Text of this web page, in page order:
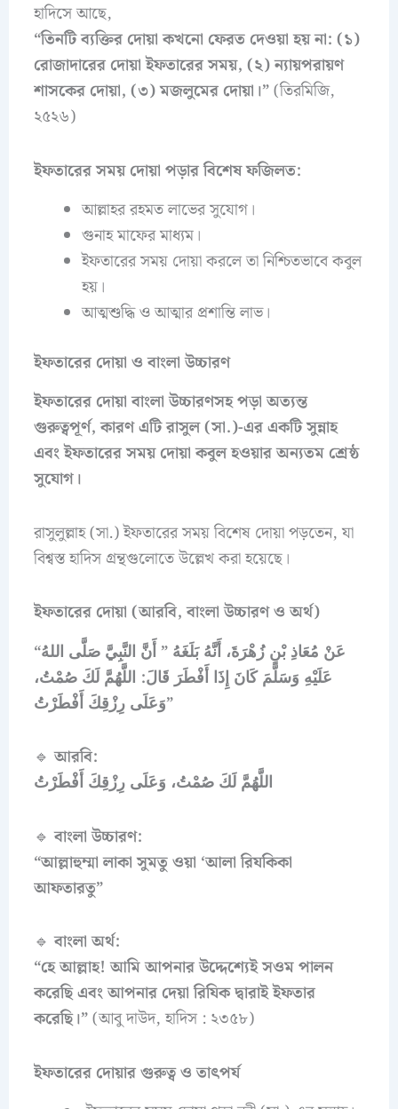
হাদিসে আছে,
“তিনটি ব্যক্তির দোয়া কখনো ফেরত দেওয়া হয় না: (১)
রোজাদারের দোয়া ইফতারের সময়, (২) ন্যায়পরায়ণ
শাসকের দোয়া, (৩) মজলুমের দোয়া।”(তিরমিজি,
২৫২৬)
ইফতারের সময় দোয়া পড়ার বিশেষ ফজিলত:
আল্লাহর রহমত লাভের সুযোগ।
গুনাহ মাফের মাধ্যম।
ইফতারের সময় দোয়া করলে তা নিশ্চিতভাবে কবুল
হয়।
আত্মশুদ্ধি ও আত্মার প্রশান্তি লাভ।
ইফতারের দোয়া ও বাংলা উচ্চারণ
ইফতারের দোয়া বাংলা উচ্চারণসহ পড়া অত্যন্ত
গুরুত্বপূর্ণ, কারণ এটি রাসুল (সা.)-এর একটি সুন্নাহ
এবং ইফতারের সময় দোয়া কবুল হওয়ার অন্যতম শ্রেষ্ঠ
সুযোগ।
রাসুলুল্লাহ (সা.) ইফতারের সময় বিশেষ দোয়া পড়তেন, যা
বিশ্বস্ত হাদিস গ্রন্থগুলোতে উল্লেখ করা হয়েছে।
ইফতারের দোয়া (আরবি, বাংলা উচ্চারণ ও অর্থ)
“عَنْ مُعَاذِ بْنِ زُهْرَةَ، أَنَّهُ بَلَغَهُ ” أَنَّ النَّبِيَّ صَلَّى اللهُ
عَلَيْهِ وَسَلَّمَ كَانَ إِذَا أَفْطَرَ قَالَ: اللَّهُمَّ لَكَ صُمْتُ،
وَعَلَى رِزْقِكَ أَفْطَرْتُ”
🔹আরবি:
اللَّهُمَّ لَكَ صُمْتُ، وَعَلَى رِزْقِكَ أَفْطَرْتُ
🔹বাংলা উচ্চারণ:
“আল্লাহুম্মা লাকা সুমতু ওয়া ‘আলা রিযকিকা
আফতারতু”
🔹বাংলা অর্থ:
“হে আল্লাহ! আমি আপনার উদ্দেশ্যেই সওম পালন
করেছি এবং আপনার দেয়া রিযিক দ্বারাই ইফতার
করেছি।”(আবু দাউদ, হাদিস : ২৩৫৮)
ইফতারের দোয়ার গুরুত্ব ও তাৎপর্য